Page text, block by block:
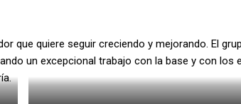
que quiere seguir creciendo y mejorando. El
un excepcional trabajo con la base y con los